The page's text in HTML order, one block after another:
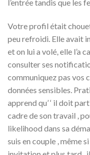
l’entrée tandis que les
Votre profil était
peu refroidi. Elle avait
et on lui a volé, elle l’a
consulter ses
communiquez pas vos
données sensibles.
apprend qu’ ‘ il doit
cadre de son travail ,
likelihood dans sa
suis en couple , même